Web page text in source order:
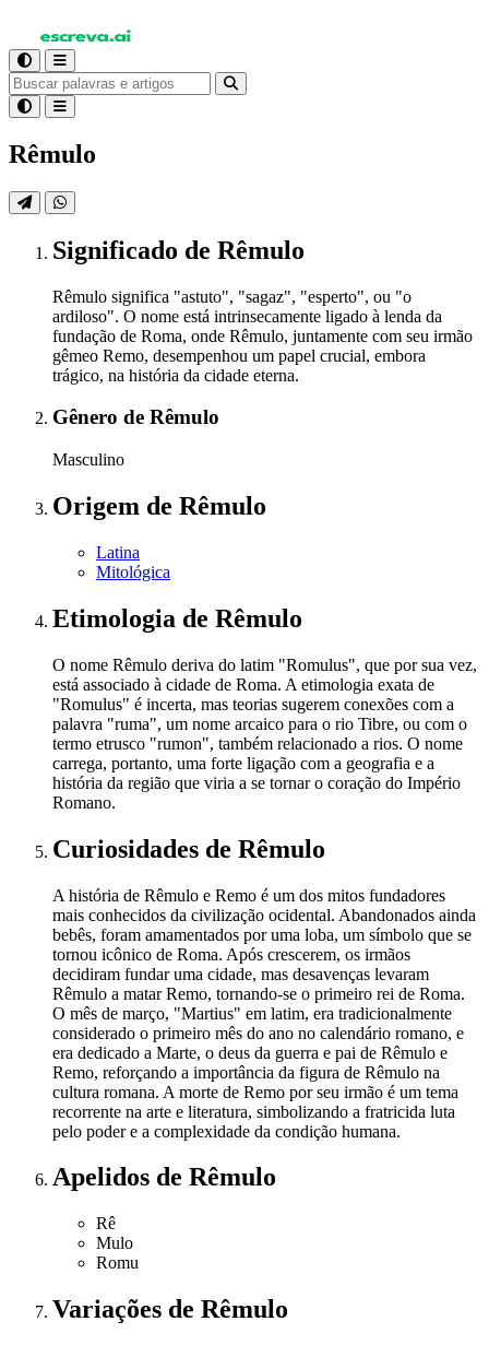
Rêmulo
Significado de Rêmulo
Rêmulo significa "astuto", "sagaz", "esperto", ou "o
ardiloso". O nome está intrinsecamente ligado à lenda da
fundação de Roma, onde Rêmulo, juntamente com seu irmão
gêmeo Remo, desempenhou um papel crucial, embora
trágico, na história da cidade eterna.
Gênero de Rêmulo
Masculino
Origem de Rêmulo
Latina
Mitológica
Etimologia de Rêmulo
O nome Rêmulo deriva do latim "Romulus", que por sua vez,
está associado à cidade de Roma. A etimologia exata de
"Romulus" é incerta, mas teorias sugerem conexões com a
palavra "ruma", um nome arcaico para o rio Tibre, ou com o
termo etrusco "rumon", também relacionado a rios. O nome
carrega, portanto, uma forte ligação com a geografia e a
história da região que viria a se tornar o coração do Império
Romano.
Curiosidades de Rêmulo
A história de Rêmulo e Remo é um dos mitos fundadores
mais conhecidos da civilização ocidental. Abandonados ainda
bebês, foram amamentados por uma loba, um símbolo que se
tornou icônico de Roma. Após crescerem, os irmãos
decidiram fundar uma cidade, mas desavenças levaram
Rêmulo a matar Remo, tornando-se o primeiro rei de Roma.
O mês de março, "Martius" em latim, era tradicionalmente
considerado o primeiro mês do ano no calendário romano, e
era dedicado a Marte, o deus da guerra e pai de Rêmulo e
Remo, reforçando a importância da figura de Rêmulo na
cultura romana. A morte de Remo por seu irmão é um tema
recorrente na arte e literatura, simbolizando a fratricida luta
pelo poder e a complexidade da condição humana.
Apelidos de Rêmulo
Rê
Mulo
Romu
Variações de Rêmulo